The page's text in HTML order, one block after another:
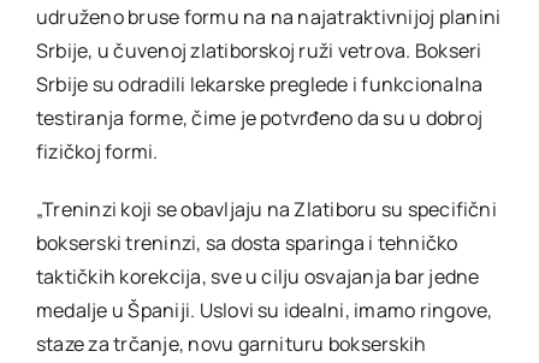
udruženo bruse formu na na najatraktivnijoj planini
Srbije, u čuvenoj zlatiborskoj ruži vetrova. Bokseri
Srbije su odradili lekarske preglede i funkcionalna
testiranja forme, čime je potvrđeno da su u dobroj
fizičkoj formi.
„Treninzi koji se obavljaju na Zlatiboru su specifični
bokserski treninzi, sa dosta sparinga i tehničko
taktičkih korekcija, sve u cilju osvajanja bar jedne
medalje u Španiji. Uslovi su idealni, imamo ringove,
staze za trčanje, novu garnituru bokserskih